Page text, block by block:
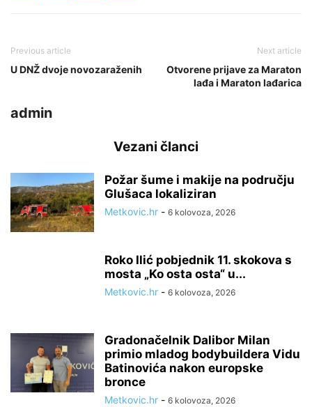
Previous article
U DNŽ dvoje novozaraženih
Next article
Otvorene prijave za Maraton
lađa i Maraton lađarica
admin
Vezani članci
Požar šume i makije na području
Glušaca lokaliziran
Metkovic.hr - 6 kolovoza, 2026
Roko Ilić pobjednik 11. skokova s
mosta „Ko osta osta“ u...
Metkovic.hr - 6 kolovoza, 2026
Gradonačelnik Dalibor Milan
primio mladog bodybuildera Vidu
Batinovića nakon europske
bronce
Metkovic.hr - 6 kolovoza, 2026